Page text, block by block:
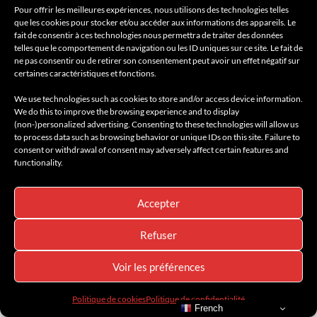
Pour offrir les meilleures expériences, nous utilisons des technologies telles
que les cookies pour stocker et/ou accéder aux informations des appareils. Le
fait de consentir à ces technologies nous permettra de traiter des données
telles que le comportement de navigation ou les ID uniques sur ce site. Le fait de
ne pas consentir ou de retirer son consentement peut avoir un effet négatif sur
certaines caractéristiques et fonctions.
We use technologies such as cookies to store and/or access device information.
We do this to improve the browsing experience and to display
(non-)personalized advertising. Consenting to these technologies will allow us
to process data such as browsing behavior or unique IDs on this site. Failure to
consent or withdrawal of consent may adversely affect certain features and
functionality.
Accepter
Refuser
Voir les préférences
Politique de cookiesPolitique de confidentialité
10 mars 2023
Aston Martin a poussé loin le design de son coupé sport avec une
signature visuelle reconnaissable immédiatement grâce à ses
Lire la suite
French